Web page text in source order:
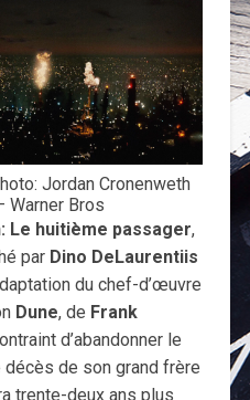
Jordan Cronenweth
Warner Bros
Le huitième passager,
par Dino DeLaurentiis
du chef-d’œuvre
Dune, de Frank
d’abandonner le
décès de son grand frère
trente-deux ans plus